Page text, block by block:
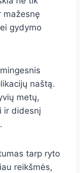
mažesnę
gydymo
naštą.
metų,
ir didesnį
tarp ryto
reikšmės,